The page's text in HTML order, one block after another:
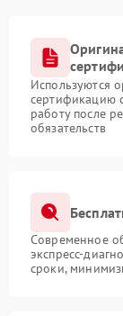
Используются
сертификацию
работу после
обязательств
Современное
экспресс-
сроки,